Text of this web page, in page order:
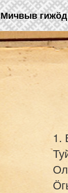
Мичвыв гижӧд
1.